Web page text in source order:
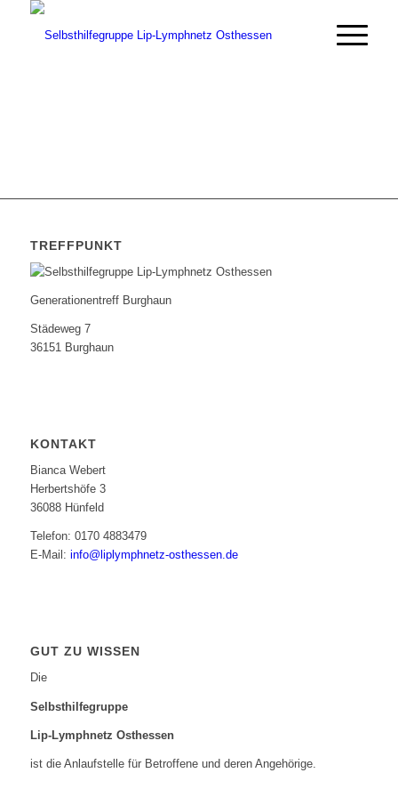
TREFFPUNKT
Generationentreff Burghaun
Städeweg 7
36151 Burghaun
KONTAKT
Bianca Webert
Herbertshöfe 3
36088 Hünfeld
Telefon: 0170 4883479
E-Mail: info@liplymphnetz-osthessen.de
GUT ZU WISSEN
Die
Selbsthilfegruppe
Lip-Lymphnetz Osthessen
ist die Anlaufstelle für Betroffene und deren Angehörige.